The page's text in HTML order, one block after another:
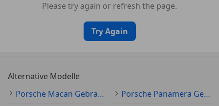
Please try again or refresh the page.
Try Again
Alternative Modelle
Porsche Macan Gebraucht
Porsche Panamera Gebraucht